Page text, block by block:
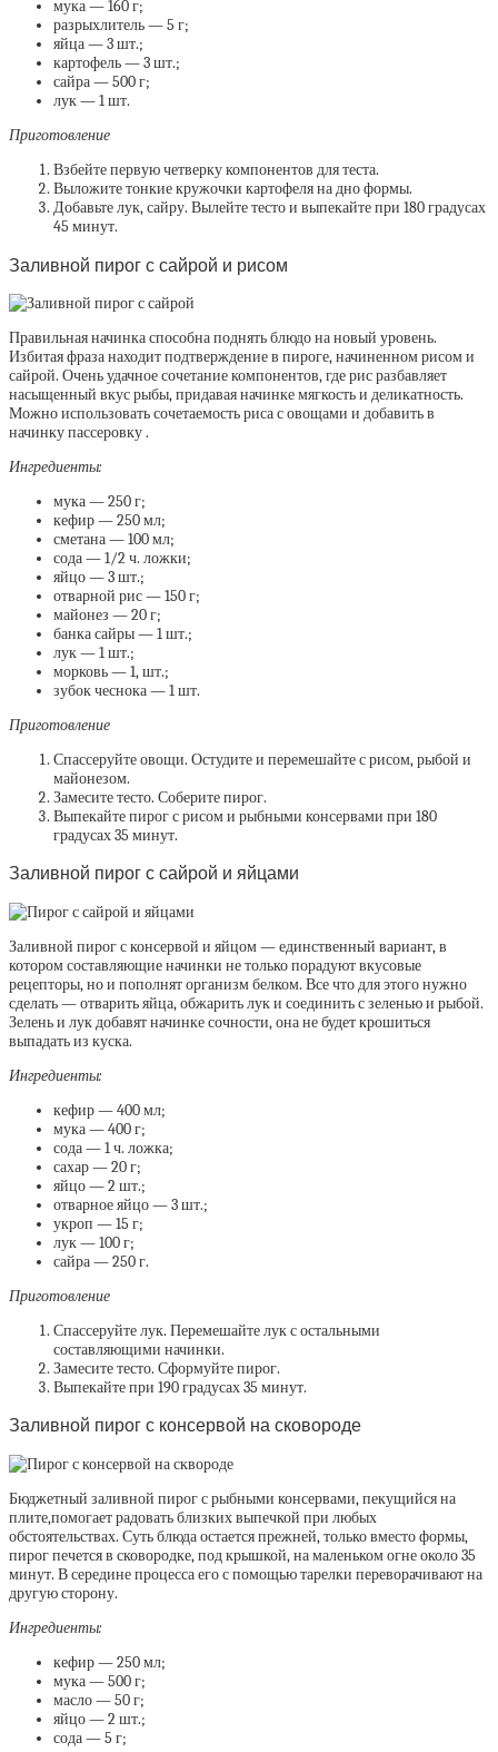
мука — 160 г;
разрыхлитель — 5 г;
яйца — 3 шт.;
картофель — 3 шт.;
сайра — 500 г;
лук — 1 шт.
Приготовление
Взбейте первую четверку компонентов для теста.
Выложите тонкие кружочки картофеля на дно формы.
Добавьте лук, сайру. Вылейте тесто и выпекайте при 180 градусах
45 минут.
Заливной пирог с сайрой и рисом
Правильная начинка способна поднять блюдо на новый уровень.
Избитая фраза находит подтверждение в пироге, начиненном рисом и
сайрой. Очень удачное сочетание компонентов, где рис разбавляет
насыщенный вкус рыбы, придавая начинке мягкость и деликатность.
Можно использовать сочетаемость риса с овощами и добавить в
начинку пассеровку .
Ингредиенты:
мука — 250 г;
кефир — 250 мл;
сметана — 100 мл;
сода — 1/2 ч. ложки;
яйцо — 3 шт.;
отварной рис — 150 г;
майонез — 20 г;
банка сайры — 1 шт.;
лук — 1 шт.;
морковь — 1, шт.;
зубок чеснока — 1 шт.
Приготовление
Спассеруйте овощи. Остудите и перемешайте с рисом, рыбой и
майонезом.
Замесите тесто. Соберите пирог.
Выпекайте пирог с рисом и рыбными консервами при 180
градусах 35 минут.
Заливной пирог с сайрой и яйцами
Заливной пирог с консервой и яйцом — единственный вариант, в
котором составляющие начинки не только порадуют вкусовые
рецепторы, но и пополнят организм белком. Все что для этого нужно
сделать — отварить яйца, обжарить лук и соединить с зеленью и рыбой.
Зелень и лук добавят начинке сочности, она не будет крошиться
выпадать из куска.
Ингредиенты:
кефир — 400 мл;
мука — 400 г;
сода — 1 ч. ложка;
сахар — 20 г;
яйцо — 2 шт.;
отварное яйцо — 3 шт.;
укроп — 15 г;
лук — 100 г;
сайра — 250 г.
Приготовление
Спассеруйте лук. Перемешайте лук с остальными
составляющими начинки.
Замесите тесто. Сформуйте пирог.
Выпекайте при 190 градусах 35 минут.
Заливной пирог с консервой на сковороде
Бюджетный заливной пирог с рыбными консервами, пекущийся на
плите,помогает радовать близких выпечкой при любых
обстоятельствах. Суть блюда остается прежней, только вместо формы,
пирог печется в сковородке, под крышкой, на маленьком огне около 35
минут. В середине процесса его с помощью тарелки переворачивают на
другую сторону.
Ингредиенты:
кефир — 250 мл;
мука — 500 г;
масло — 50 г;
яйцо — 2 шт.;
сода — 5 г;